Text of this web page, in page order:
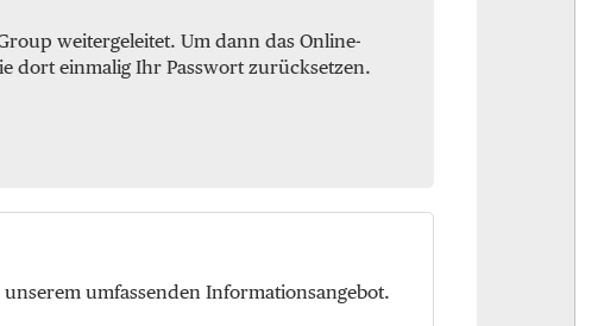
weitergeleitet. Um dann das Online-
dort einmalig Ihr Passwort zurücksetzen.
unserem umfassenden Informationsangebot.